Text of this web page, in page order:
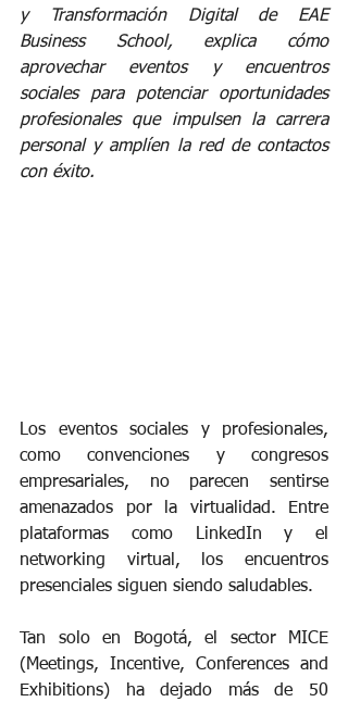
y Transformación Digital de EAE
Business School, explica cómo
aprovechar eventos y encuentros
sociales para potenciar oportunidades
profesionales que impulsen la carrera
personal y amplíen la red de contactos
con éxito.
Los eventos sociales y profesionales,
como convenciones y congresos
empresariales, no parecen sentirse
amenazados por la virtualidad. Entre
plataformas como LinkedIn y el
networking virtual, los encuentros
presenciales siguen siendo saludables.
Tan solo en Bogotá, el sector MICE
(Meetings, Incentive, Conferences and
Exhibitions) ha dejado más de 50